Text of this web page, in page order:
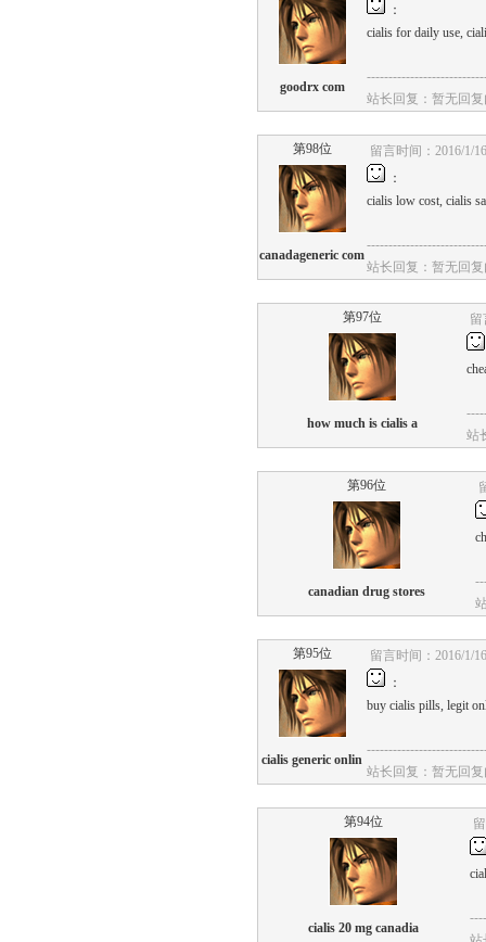
：
cialisfordailyuse,
goodrx com
站长回复：暂无回复
第98位
留言时间：2016/1/
：
cialislowcost, cialis
canadageneric com
站长回复：暂无回复
第97位
how much is cialis a
站
第96位
canadian drug stores
第95位
留言时间：2016/1/
：
buycialispills, legit
cialis generic onlin
站长回复：暂无回复
第94位
cialis 20 mg canadia